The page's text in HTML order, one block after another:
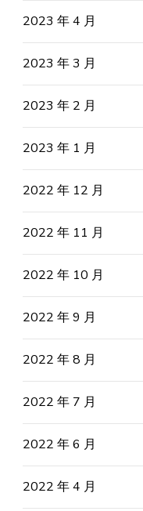
2023 年 4 月
2023 年 3 月
2023 年 2 月
2023 年 1 月
2022 年 12 月
2022 年 11 月
2022 年 10 月
2022 年 9 月
2022 年 8 月
2022 年 7 月
2022 年 6 月
2022 年 4 月